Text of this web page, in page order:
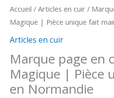
Accueil / Articles en cuir /
Magique | Pièce unique fait
Articles en cuir
Marque page en
Magique | Pièce
en Normandie
unique
fait
en
Normandie